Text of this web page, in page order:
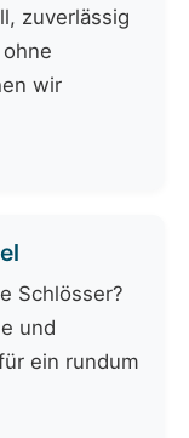
zuverlässig
wir
Schlösser?
und
ein rundum